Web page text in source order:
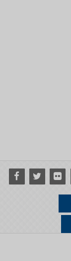
Facebook
Twitter Flickr